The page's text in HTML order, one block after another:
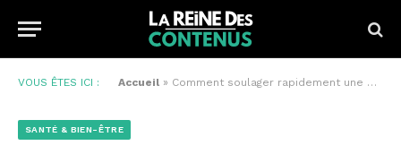
VOUS ÊTES ICI : Accueil » Comment soulager rapidement une douleur lombaire ?
SANTÉ & BIEN-ÊTRE